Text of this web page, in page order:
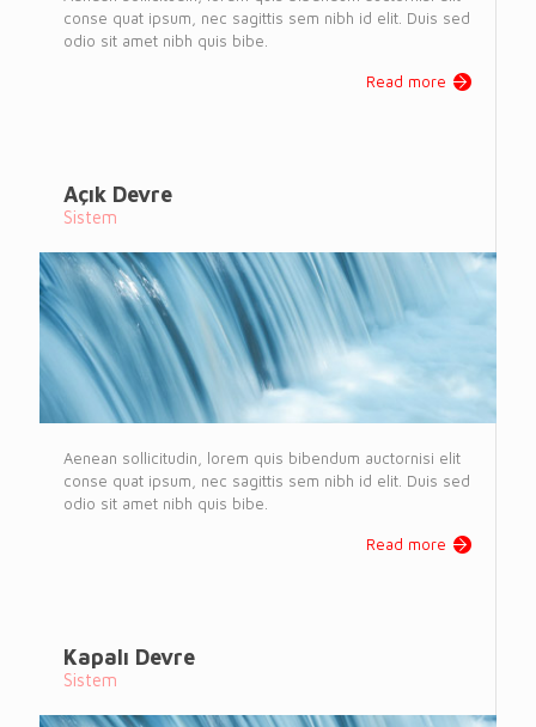
conse quat ipsum, nec sagittis sem nibh id elit. Duis sed
odio sit amet nibh quis bibe.
Read more
Açık Devre
Sistem
Aenean sollicitudin, lorem quis bibendum auctornisi elit
conse quat ipsum, nec sagittis sem nibh id elit. Duis sed
odio sit amet nibh quis bibe.
Read more
Kapalı Devre
Sistem